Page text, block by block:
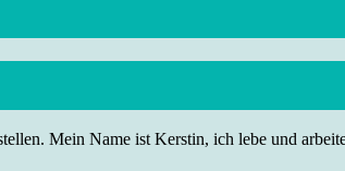
Mein Name ist Kerstin, ich lebe und